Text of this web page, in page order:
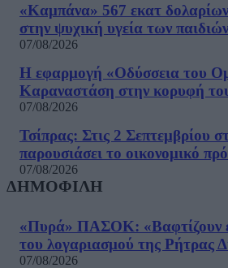
«Καμπάνα» 567 εκατ
στην ψυχική υγεία των παιδιών
07/08/2026
Η εφαρμογή «Οδύσσεια του
Καραναστάση στην κορυφή
07/08/2026
Τσίπρας: Στις 2 Σεπτεμβρίου
παρουσιάσει το οικονομικό
07/08/2026
ΔΗΜΟΦΙΛΗ
«Πυρά» ΠΑΣΟΚ: «Βαφτίζουν
του λογαριασμού της Ρήτρας
07/08/2026